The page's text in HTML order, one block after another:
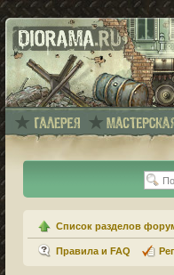
Список разделов
Правила и FAQ